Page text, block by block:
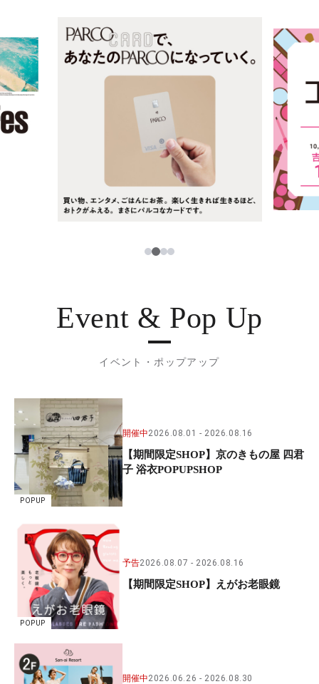
レストラン・カフェ
TAX FREE
PARCOメンバーズ
ภาษาไทย
日本語
123
Event & Pop Up
イベント・ポップアップ
POPUP
開催中2026.08.01 2026.08.16
【期間限定SHOP】京のきもの屋 四君
子 浴衣POPUPSHOP
POPUP
予告2026.08.07 2026.08.16
【期間限定SHOP】えがお老眼鏡
開催中2026.06.26 2026.08.30